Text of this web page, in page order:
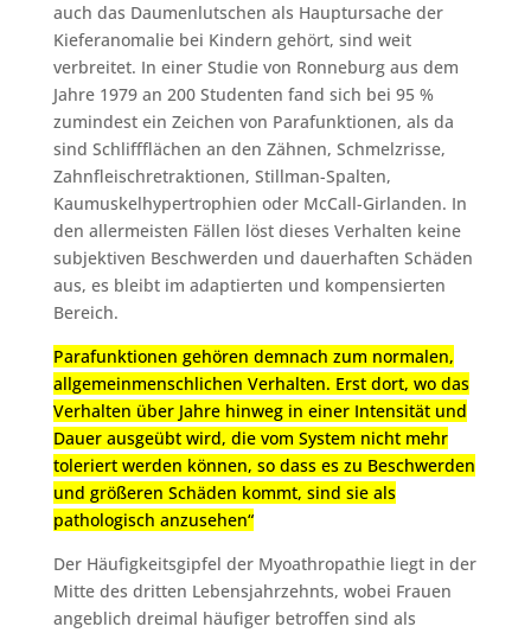
auch das Daumenlutschen als Hauptursache der
Kieferanomalie bei Kindern gehört, sind weit
verbreitet. In einer Studie von Ronneburg aus dem
Jahre 1979 an 200 Studenten fand sich bei 95 %
zumindest ein Zeichen von Parafunktionen, als da
sind Schliffflächen an den Zähnen, Schmelzrisse,
Zahnfleischretraktionen, Stillman-Spalten,
Kaumuskelhypertrophien oder McCall-Girlanden. In
den allermeisten Fällen löst dieses Verhalten keine
subjektiven Beschwerden und dauerhaften Schäden
aus, es bleibt im adaptierten und kompensierten
Bereich.
Parafunktionen gehören demnach zum normalen,
allgemeinmenschlichen Verhalten. Erst dort, wo das
Verhalten über Jahre hinweg in einer Intensität und
Dauer ausgeübt wird, die vom System nicht mehr
toleriert werden können, so dass es zu Beschwerden
und größeren Schäden kommt, sind sie als
pathologisch anzusehen“
Der Häufigkeitsgipfel der Myoathropathie liegt in der
Mitte des dritten Lebensjahrzehnts, wobei Frauen
angeblich dreimal häufiger betroffen sind als